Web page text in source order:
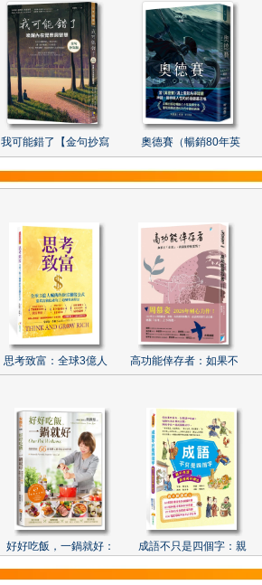
我可能錯了【金句抄寫 奧德賽（暢銷80年英
思考致富：全球3億人 高功能倖存者：如果不
好好吃飯，一鍋就好： 成語不只是四個字：親